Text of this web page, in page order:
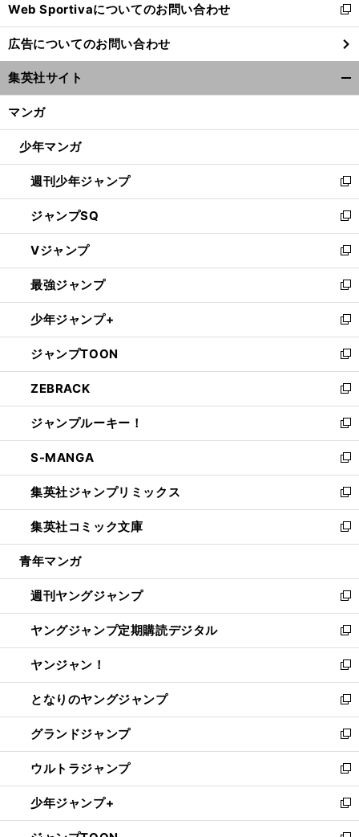
く
Web Sportivaについてのお問い合わせ
新
し
い
ウ
ィ
ン
ウ
開
く
広告についてのお問い合わせ
集英社サイト
マンガ
少年マンガ
週刊少年ジャンプ
新
し
い
ウ
ィ
ン
ド
ウ
で
開
く
ジャンプSQ
新
し
い
ウ
ィ
ン
ド
ウ
で
開
く
Vジャンプ
新
し
い
ウ
ィ
ン
ド
ウ
で
開
く
最強ジャンプ
新
し
い
ウ
ィ
ン
ド
ウ
で
開
く
少年ジャンプ+
新
し
い
ウ
ィ
ン
ド
ウ
で
開
く
ジャンプTOON
新
し
い
ウ
ィ
ン
ド
ウ
で
開
く
ZEBRACK
新
し
い
ウ
ィ
ン
ド
ウ
で
開
ジャンプルーキー！
新
し
い
ウ
ィ
ン
ド
ウ
開
く
S-MANGA
新
し
い
ウ
ィ
ン
ウ
で
開
く
集英社ジャンプリミックス
新
し
い
ウ
ン
ド
ウ
で
開
く
集英社コミック文庫
新
し
ウ
ィ
ン
ド
ウ
で
開
く
青年マンガ
週刊ヤングジャンプ
新
し
い
ウ
ィ
ン
ド
ウ
で
開
く
ヤングジャンプ定期購読デジタル
新
し
い
ウ
ィ
ン
ド
ウ
で
開
く
ヤンジャン！
新
し
い
ウ
ィ
ン
ド
ウ
で
開
となりのヤングジャンプ
新
し
い
ウ
ィ
ン
ド
ウ
グランドジャンプ
新
し
い
ウ
ィ
ン
ウルトラジャンプ
新
し
い
ウ
少年ジャンプ+
新
し